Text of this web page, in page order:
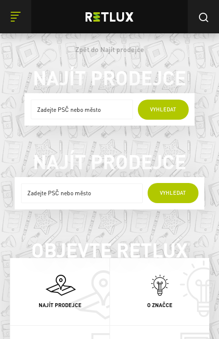
Zpět do Najít prodejce
NAJÍT PRODEJCE
VYHLEDAT
ONLINE PRODEJCI
NAJÍT PRODEJCE
VYHLEDAT
ONLINE PRODEJCI
OBJEVTE RETLUX
NAJÍT PRODEJCE O ZNAČCE